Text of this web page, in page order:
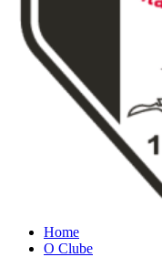
Home
O Clube